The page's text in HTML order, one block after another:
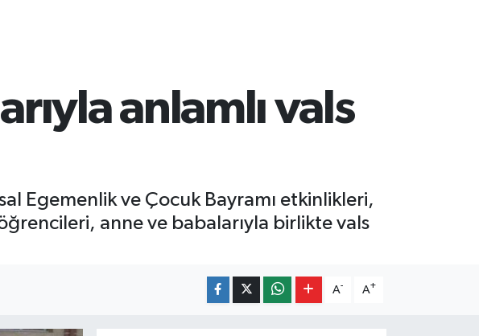
anlamlı vals
Egemenlik ve Çocuk Bayramı etkinlikleri,
anne ve babalarıyla birlikte vals
A- A+